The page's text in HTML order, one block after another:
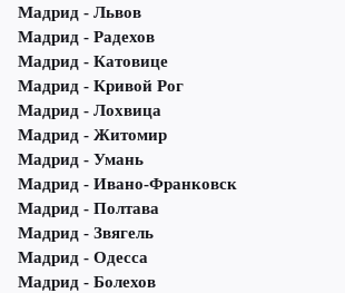
Мадрид - Львов
Мадрид - Радехов
Мадрид - Катовице
Мадрид - Кривой Рог
Мадрид - Лохвица
Мадрид - Житомир
Мадрид - Умань
Мадрид - Ивано-Франковск
Мадрид - Полтава
Мадрид - Звягель
Мадрид - Одесса
Мадрид - Болехов